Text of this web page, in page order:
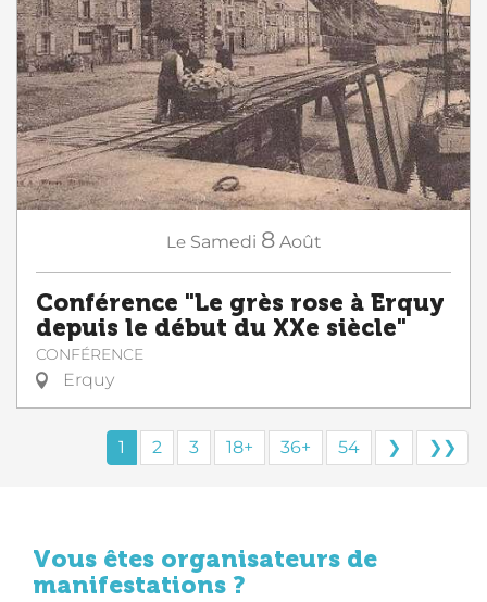
Le Samedi 8 Août
Conférence "Le grès rose à Erquy
depuis le début du XXe siècle"
CONFÉRENCE
Erquy
1 2 3 18+ 36+ 54 ❯ ❯❯
Vous êtes organisateurs de
manifestations ?